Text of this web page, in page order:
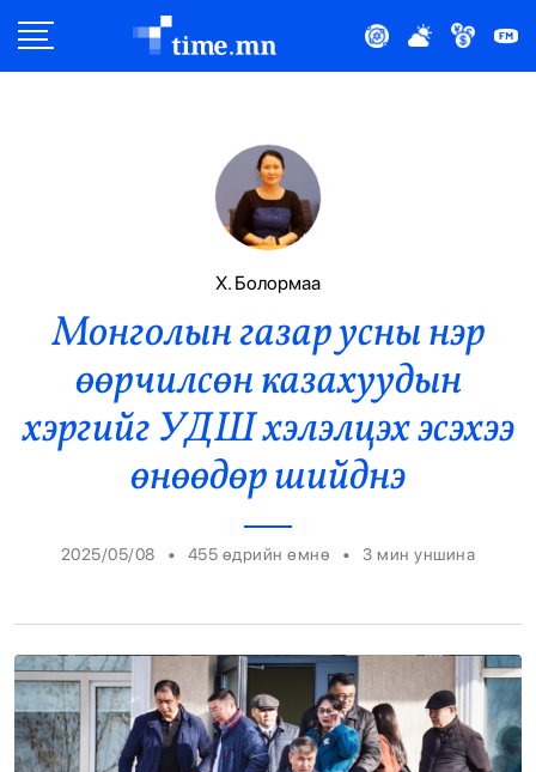
Эдийн Засаг
Нийтлэлчийн Булан
Эрүүл Мэнд
Орон Нутаг
Эрэн Сурвалжилга
Х. Болормаа
Монголын газар усны нэр
өөрчилсөн казахуудын
хэргийг УДШ хэлэлцэх эсэхээ
өнөөдөр шийднэ
2025/05/08 • 455 өдрийн өмнө • 3 мин уншина